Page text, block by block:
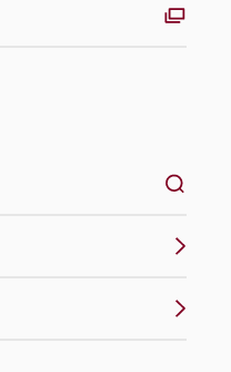
ンです。 ご出張やレジ
項】 本プランは3泊
更（減泊等）は、ご予